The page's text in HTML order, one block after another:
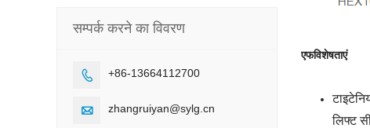
एफविशेषताएं
लिफ्ट
सम्पर्क करने का विवरण
 +86-13664112700
 zhangruiyan@sylg.cn